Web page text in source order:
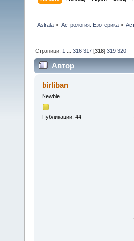
Astrala » Астрология. Езотерика»
Страници: 1 ...316 317 [318]319 320
Автор
birliban
Newbie
Публикации: 44